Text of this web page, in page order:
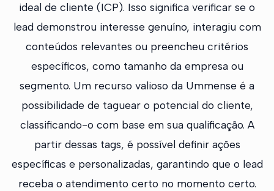
ideal de cliente (ICP). Isso significa verificar se o
lead demonstrou interesse genuíno, interagiu com
conteúdos relevantes ou preencheu critérios
específicos, como tamanho da empresa ou
segmento. Um recurso valioso da Ummense é a
possibilidade de taguear o potencial do cliente,
classificando-o com base em sua qualificação. A
partir dessas tags, é possível definir ações
específicas e personalizadas, garantindo que o lead
receba o atendimento certo no momento certo.